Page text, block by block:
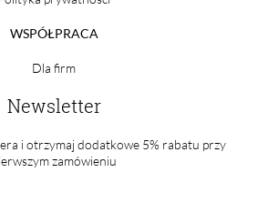
WSPÓŁPRACA
Dla firm
Newsletter
i otrzymaj dodatkowe 5% rabatu przy
zamówieniu